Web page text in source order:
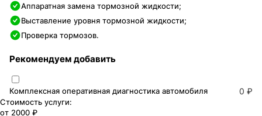
Аппаратная замена тормозной жидкости;
Выставление уровня тормозной жидкости;
Проверка тормозов.
Рекомендуем добавить
Комплексная оперативная диагностика автомобиля 0 ₽
Стоимость услуги:
от 2000 ₽